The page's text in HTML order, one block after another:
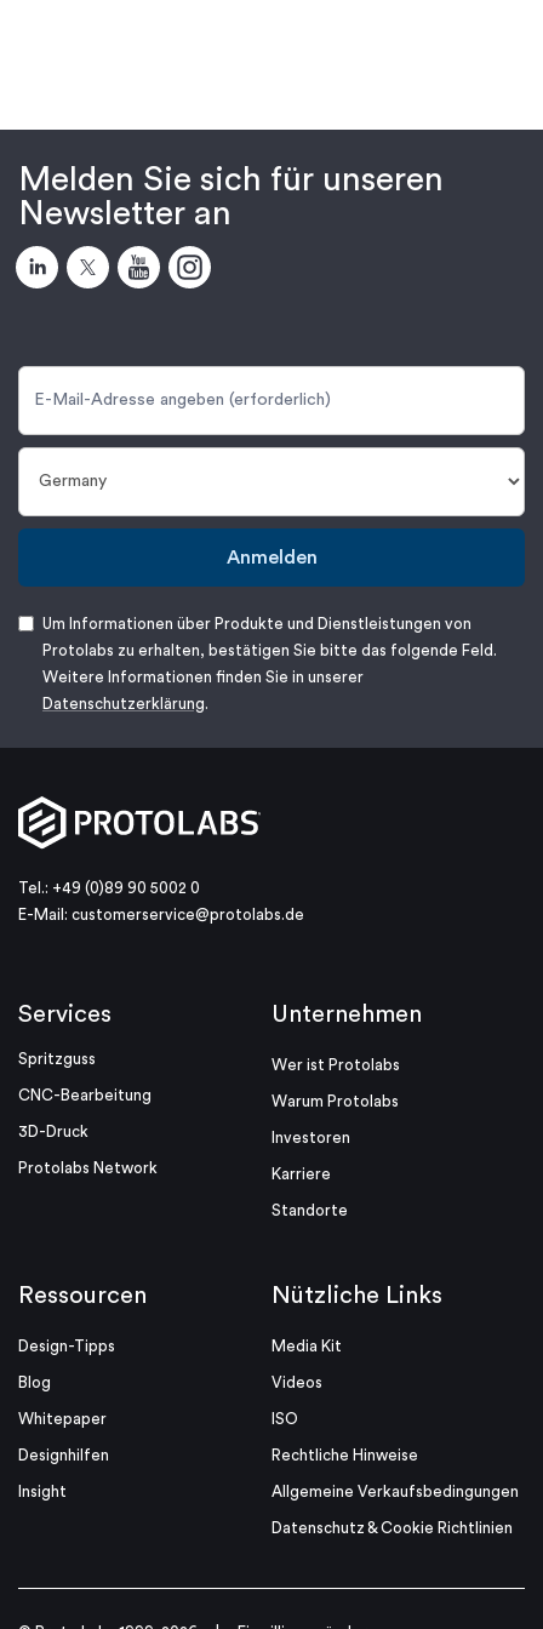
Melden Sie sich für unseren
Newsletter an
Anmelden
Um Informationen über Produkte und Dienstleistungen von
Protolabs zu erhalten, bestätigen Sie bitte das folgende Feld.
Weitere Informationen finden Sie in unserer
Datenschutzerklärung.
Tel.: +49 (0)89 90 5002 0
E-Mail: customerservice@protolabs.de
Services
Spritzguss
CNC-Bearbeitung
3D-Druck
Protolabs Network
Unternehmen
Wer ist Protolabs
Warum Protolabs
Investoren
Karriere
Standorte
Ressourcen
Design-Tipps
Blog
Whitepaper
Designhilfen
Insight
Nützliche Links
Media Kit
Videos
ISO
Rechtliche Hinweise
Allgemeine Verkaufsbedingungen
Datenschutz & Cookie Richtlinien